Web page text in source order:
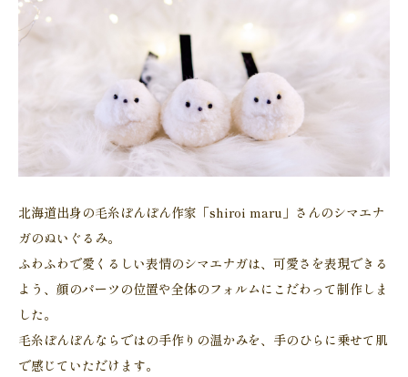
北海道出身の毛糸ぽんぽん作家「shiroi maru」さんのシマエナ
ガのぬいぐるみ。
ふわふわで愛くるしい表情のシマエナガは、可愛さを表現できる
よう、顔のパーツの位置や全体のフォルムにこだわって制作しま
した。
毛糸ぽんぽんならではの手作りの温かみを、手のひらに乗せて肌
で感じていただけます。